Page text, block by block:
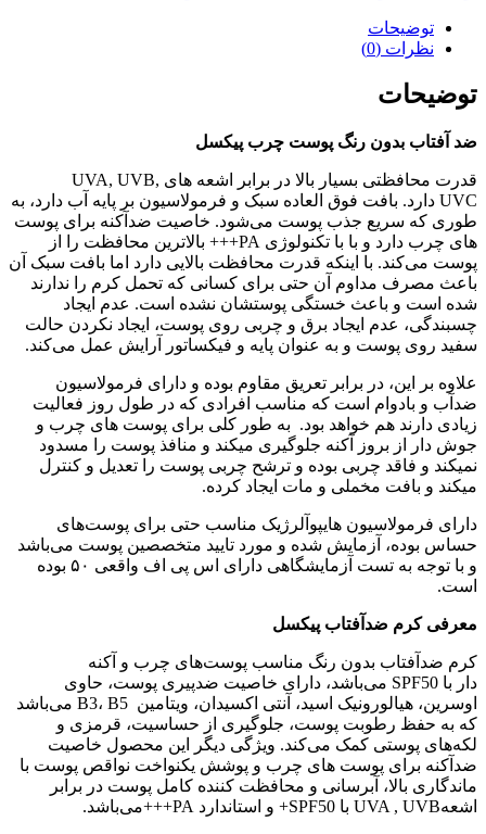
توضیحات
نظرات (0)
توضیحات
ضد آفتاب بدون رنگ پوست چرب پیکسل
قدرت محافظتی بسیار بالا در برابر اشعه های UVA, UVB,
UVC دارد. بافت فوق العاده سبک و فرمولاسیون بر پایه آب دارد، به
طوری که سریع جذب پوست می‌شود. خاصیت ضدآکنه برای پوست
های چرب دارد و با با تکنولوژی PA+++ بالاترین محافظت را از
پوست می‌کند. با اینکه قدرت محافظت بالایی دارد اما بافت سبک آن
باعث مصرف مداوم آن حتی برای کسانی که تحمل کرم را ندارند
شده است و باعث خستگی پوستشان نشده است. عدم ایجاد
چسبندگی، عدم ایجاد برق و چربی روی پوست، ایجاد نکردن حالت
سفید روی پوست و به عنوان پایه و فیکساتور آرایش عمل می‌کند.
علاوه بر این، در برابر تعریق مقاوم بوده و دارای فرمولاسیون
ضدآب و بادوام است که مناسب افرادی که در طول روز فعالیت
زیادی دارند هم خواهد بود. به طور کلی برای پوست های چرب و
جوش دار از بروز آکنه جلوگیری میکند و منافذ پوست را مسدود
نمیکند و فاقد چربی بوده و ترشح چربی پوست را تعدیل و کنترل
میکند و بافت مخملی و مات ایجاد کرده.
دارای فرمولاسیون هایپوآلرژیک مناسب حتی برای پوست‌های
حساس بوده، آزمایش شده و مورد تایید متخصصین پوست می‌باشد
و با توجه به تست آزمایشگاهی دارای اس پی اف واقعی ۵۰ بوده
است.
معرفی کرم ضدآفتاب پیکسل
کرم ضدآفتاب بدون رنگ مناسب پوست‌های چرب و آکنه
دار با SPF50 می‌باشد، دارای خاصیت ضدپیری پوست، حاوی
اوسرین، هیالورونیک اسید، آنتی اکسیدان، ویتامین B3، B5 می‌باشد
که به حفظ رطوبت پوست، جلوگیری از حساسیت، قرمزی و
لکه‌های پوستی کمک می‌کند. ویژگی دیگر این محصول خاصیت
ضدآکنه برای پوست های چرب و پوشش یکنواخت نواقص پوست با
ماندگاری بالا، آبرسانی و محافظت کننده کامل پوست در برابر
اشعهUVA , UVB با SPF50+ و استاندارد PA+++می‌باشد.